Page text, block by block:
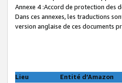
Annexe 4 :Accord de protection des
Dans ces annexes, les traductions
version anglaise de ces documents
Lieu
Entité d’Amazon